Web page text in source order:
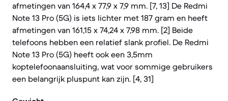
afmetingen van 164,4 x 77,9 x 7,9 mm. [7, 13] De Redmi
Note 13 Pro (5G) is iets lichter met 187 gram en heeft
afmetingen van 161,15 x 74,24 x 7,98 mm. [2] Beide
telefoons hebben een relatief slank profiel. De Redmi
Note 13 Pro (5G) heeft ook een 3,5mm
koptelefoonaansluiting, wat voor sommige gebruikers
een belangrijk pluspunt kan zijn. [4, 31]